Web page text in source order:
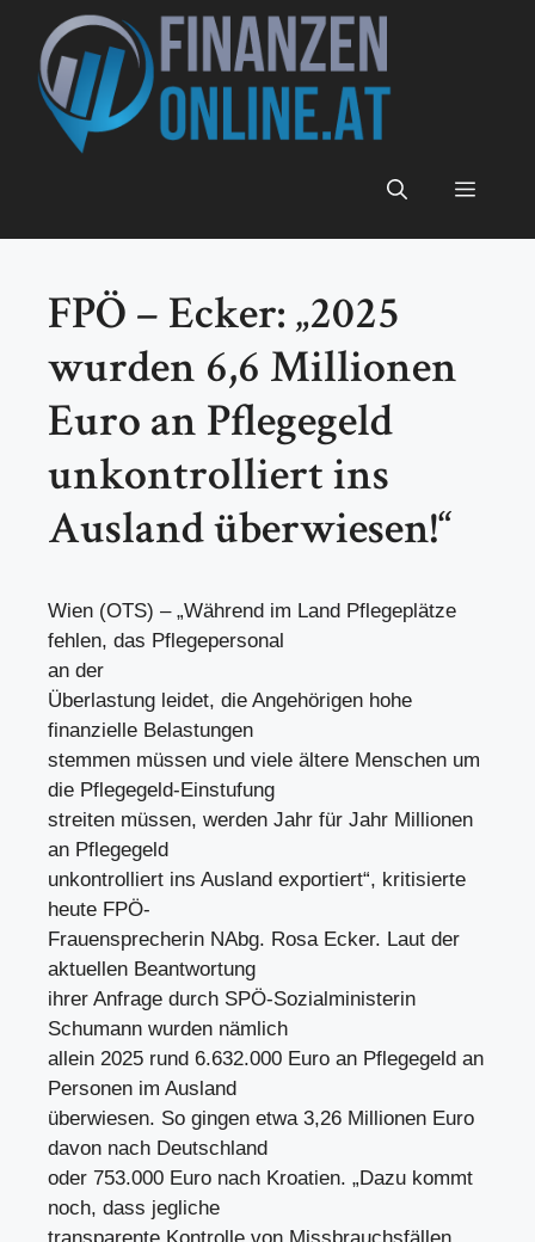
Inhalt
springen
Menü
FPÖ – Ecker: „2025
wurden 6,6 Millionen
Euro an Pflegegeld
unkontrolliert ins
Ausland überwiesen!“
Wien (OTS) – „Während im Land Pflegeplätze
fehlen, das Pflegepersonal
an der
Überlastung leidet, die Angehörigen hohe
finanzielle Belastungen
stemmen müssen und viele ältere Menschen um
die Pflegegeld-Einstufung
streiten müssen, werden Jahr für Jahr Millionen
an Pflegegeld
unkontrolliert ins Ausland exportiert“, kritisierte
heute FPÖ-
Frauensprecherin NAbg. Rosa Ecker. Laut der
aktuellen Beantwortung
ihrer Anfrage durch SPÖ-Sozialministerin
Schumann wurden nämlich
allein 2025 rund 6.632.000 Euro an Pflegegeld an
Personen im Ausland
überwiesen. So gingen etwa 3,26 Millionen Euro
davon nach Deutschland
oder 753.000 Euro nach Kroatien. „Dazu kommt
noch, dass jegliche